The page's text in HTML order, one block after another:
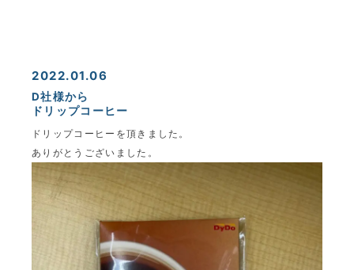
2022.01.06
D社様から
ドリップコーヒー
ドリップコーヒーを頂きました。
ありがとうございました。